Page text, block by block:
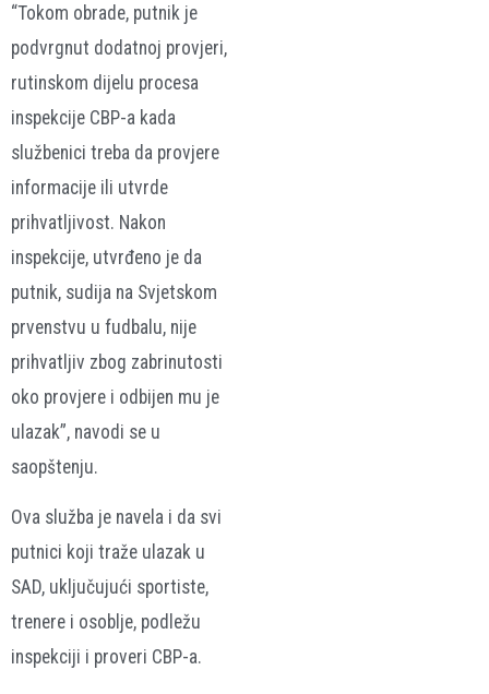
“Tokom obrade, putnik je
podvrgnut dodatnoj provjeri,
rutinskom dijelu procesa
inspekcije CBP-a kada
službenici treba da provjere
informacije ili utvrde
prihvatljivost. Nakon
inspekcije, utvrđeno je da
putnik, sudija na Svjetskom
prvenstvu u fudbalu, nije
prihvatljiv zbog zabrinutosti
oko provjere i odbijen mu je
ulazak”, navodi se u
saopštenju.
Ova služba je navela i da svi
putnici koji traže ulazak u
SAD, uključujući sportiste,
trenere i osoblje, podležu
inspekciji i proveri CBP-a.